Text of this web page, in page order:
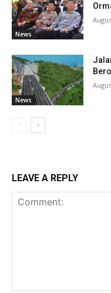
News
News
LEAVE A REPLY